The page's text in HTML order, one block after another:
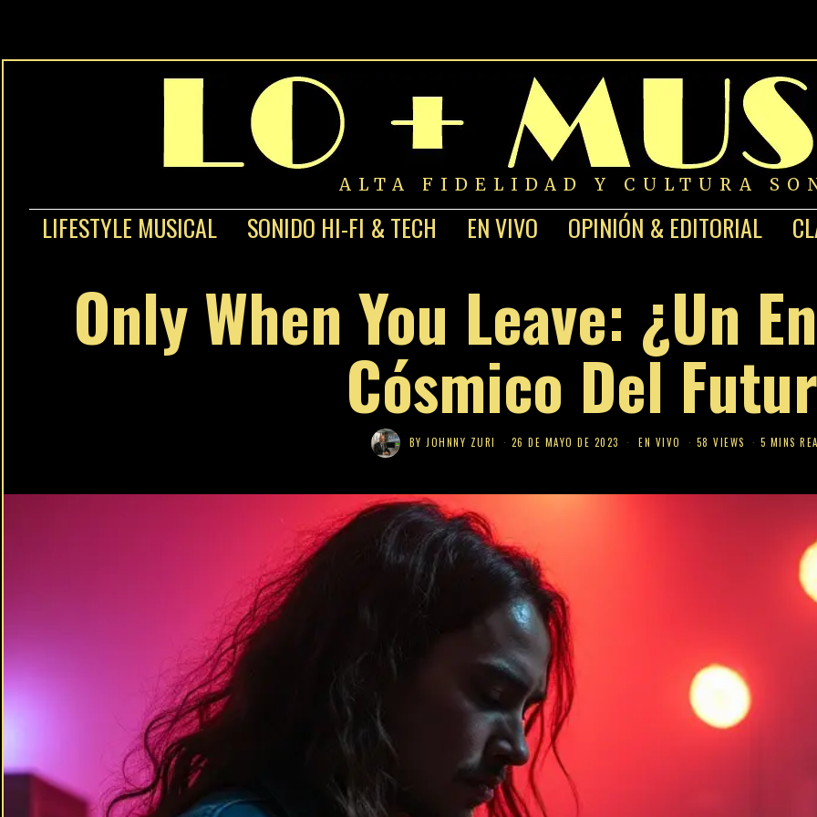
ALTA FIDELIDAD Y CULTURA
LIFESTYLE MUSICAL SONIDO HI-FI & TECH EN VIVO OPINIÓN & EDITORIAL
Only When You Leave: ¿Un
Cósmico Del
BY JOHNNY ZURI 26 DE MAYO DE 2023 EN VIVO 58 VIEWS 5 MINS